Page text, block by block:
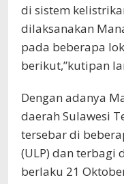
di sistem
dilaksanakan
pada beberapa
berikut,”kutipan
Dengan adanya
daerah Sulawesi
tersebar di
(ULP) dan terbagi
berlaku 21